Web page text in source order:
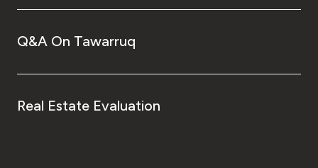
Q&A On Tawarruq
Real Estate Evaluation